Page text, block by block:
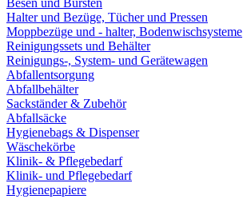
Besen und Bürsten
Halter und Bezüge, Tücher und Pressen
Moppbezüge und - halter, Bodenwischsysteme
Reinigungssets und Behälter
Reinigungs-, System- und Gerätewagen
Abfallentsorgung
Abfallbehälter
Sackständer & Zubehör
Abfallsäcke
Hygienebags & Dispenser
Wäschekörbe
Klinik- & Pflegebedarf
Klinik- und Pflegebedarf
Hygienepapiere